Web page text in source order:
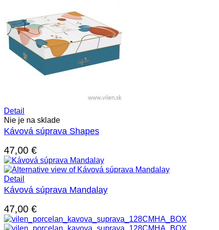
Detail
Nie je na sklade
Kávová súprava Shapes
47,00 €
Detail
Kávová súprava Mandalay
47,00 €